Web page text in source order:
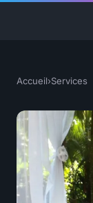
Accueil›Services